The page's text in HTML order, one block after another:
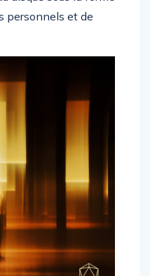
disque sous la forme
et de